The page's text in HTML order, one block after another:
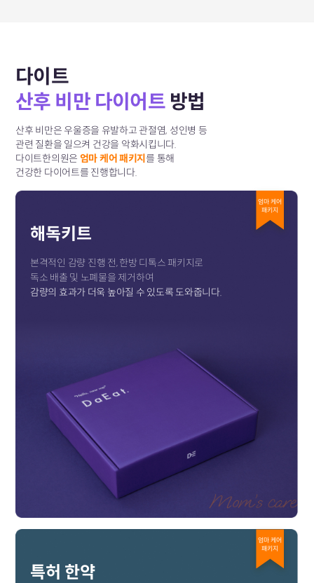
다이트
산후 비만 다이어트 방법
산후 비만은 우울증을 유발하고 관절염, 성인병 등
관련 질환을 일으켜 건강을 악화시킵니다.
다이트한의원은엄마 케어 패키지를 통해
건강한 다이어트를 진행합니다.
엄마 케어
패키지
해독키트
본격적인 감량 진행 전, 한방 디톡스 패키지로
독소 배출 및 노폐물을 제거하여
감량의 효과가 더욱 높아질 수 있도록 도와줍니다.
엄마 케어
패키지
특허 한약